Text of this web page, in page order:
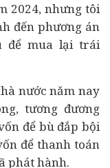
2024, nhưng tôi
đến phương án
để mua lại trái
nước năm nay
tương đương
để bù đắp bội
để thanh toán
phát hành.